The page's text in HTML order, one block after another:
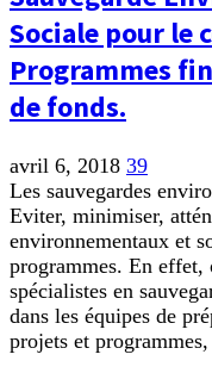
Sociale pour le
Programmes
de fonds.
avril 6, 2018 39
Les sauvegardes
Eviter, minimiser,
environnementaux et
programmes. En effet,
spécialistes en
dans les équipes de
projets et